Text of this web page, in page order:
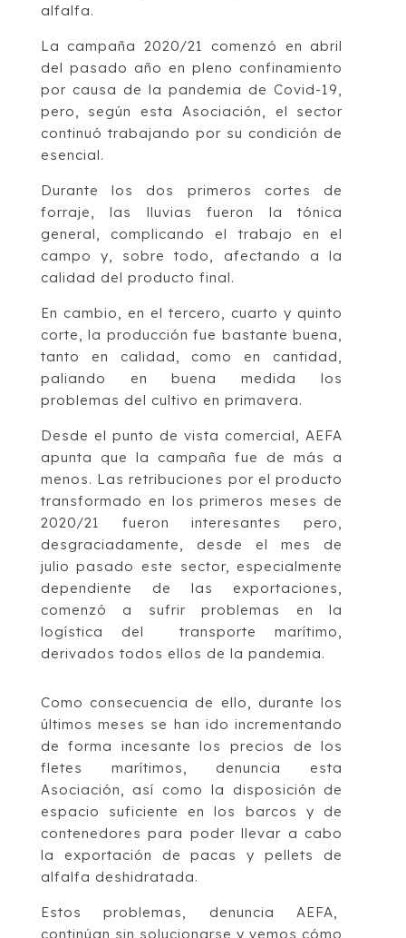
alfalfa.
La campaña 2020/21 comenzó en abril
del pasado año en pleno confinamiento
por causa de la pandemia de Covid-19,
pero, según esta Asociación, el sector
continuó trabajando por su condición de
esencial.
Durante los dos primeros cortes de
forraje, las lluvias fueron la tónica
general, complicando el trabajo en el
campo y, sobre todo, afectando a la
calidad del producto final.
En cambio, en el tercero, cuarto y quinto
corte, la producción fue bastante buena,
tanto en calidad, como en cantidad,
paliando en buena medida los
problemas del cultivo en primavera.
Desde el punto de vista comercial, AEFA
apunta que la campaña fue de más a
menos. Las retribuciones por el producto
transformado en los primeros meses de
2020/21 fueron interesantes pero,
desgraciadamente, desde el mes de
julio pasado este sector, especialmente
dependiente de las exportaciones,
comenzó a sufrir problemas en la
logística del transporte marítimo,
derivados todos ellos de la pandemia.
Como consecuencia de ello, durante los
últimos meses se han ido incrementando
de forma incesante los precios de los
fletes marítimos, denuncia esta
Asociación, así como la disposición de
espacio suficiente en los barcos y de
contenedores para poder llevar a cabo
la exportación de pacas y pellets de
alfalfa deshidratada.
Estos problemas, denuncia AEFA,
continúan sin solucionarse y vemos cómo